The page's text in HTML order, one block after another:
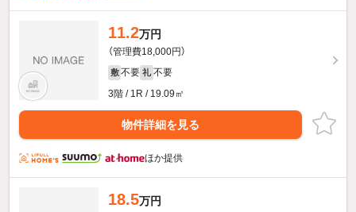
11.2万円
（管理費18,000円）
敷 不要 礼 不要
3階 / 1R / 19.09㎡
物件詳細を見る
ほか提供
18.5万円